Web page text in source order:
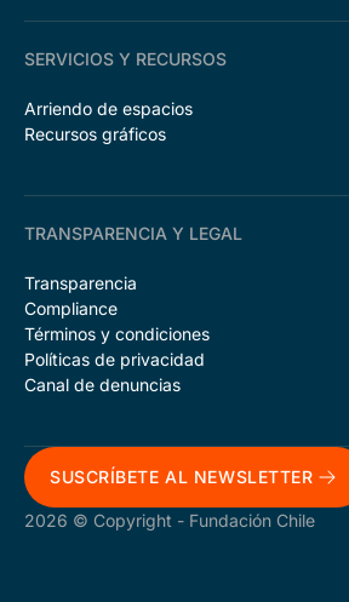
SERVICIOS Y RECURSOS
Arriendo de espacios
Recursos gráficos
TRANSPARENCIA Y LEGAL
Transparencia
Compliance
Términos y condiciones
Políticas de privacidad
Canal de denuncias
SUSCRÍBETE AL NEWSLETTER
2026 © Copyright - Fundación Chile